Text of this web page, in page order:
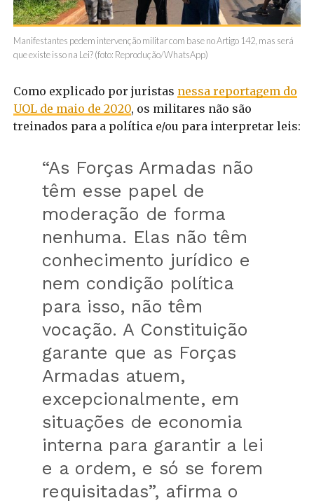
Manifestantes pedem intervenção militar com base no Artigo 142, mas será
que existe isso na Lei? (foto: Reprodução/WhatsApp)
Como explicado por juristas nessa reportagem do
UOL de maio de 2020, os militares não são
treinados para a política e/ou para interpretar leis:
“As Forças Armadas não
têm esse papel de
moderação de forma
nenhuma. Elas não têm
conhecimento jurídico e
nem condição política
para isso, não têm
vocação. A Constituição
garante que as Forças
Armadas atuem,
excepcionalmente, em
situações de economia
interna para garantir a lei
e a ordem, e só se forem
requisitadas”, afirma o